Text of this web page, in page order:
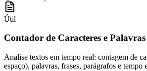
Útil
Contador de Caracteres e Palavras
Analise textos em tempo real: contagem de
espaço), palavras, frases, parágrafos e tempo